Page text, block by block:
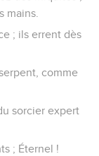
! protège-moi
moi des